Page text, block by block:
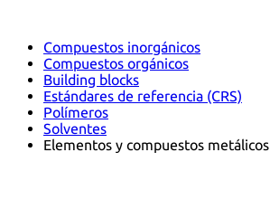
Compuestos inorgánicos
Compuestos orgánicos
Building blocks
Estándares de referencia (CRS)
Polímeros
Solventes
Elementos y compuestos metálicos